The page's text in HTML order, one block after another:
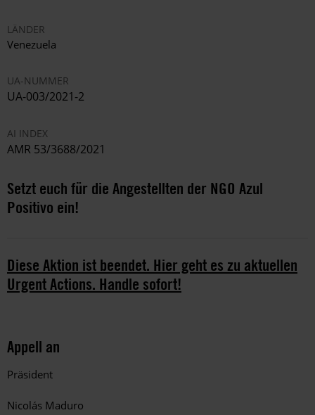
LÄNDER
Venezuela
UA-NUMMER
UA-003/2021-2
AI INDEX
AMR 53/3688/2021
Setzt euch für die Angestellten der NGO Azul
Positivo ein!
Diese Aktion ist beendet. Hier geht es zu aktuellen
Urgent Actions. Handle sofort!
Appell an
Präsident
Nicolás Maduro